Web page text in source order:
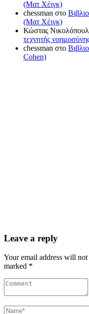
(Ματ Χέιγκ)
chessman στο
(Ματ Χέιγκ)
Κώστας
τεχνητής
chessman στο
Cohen)
Leave a reply
Your email address will
marked *